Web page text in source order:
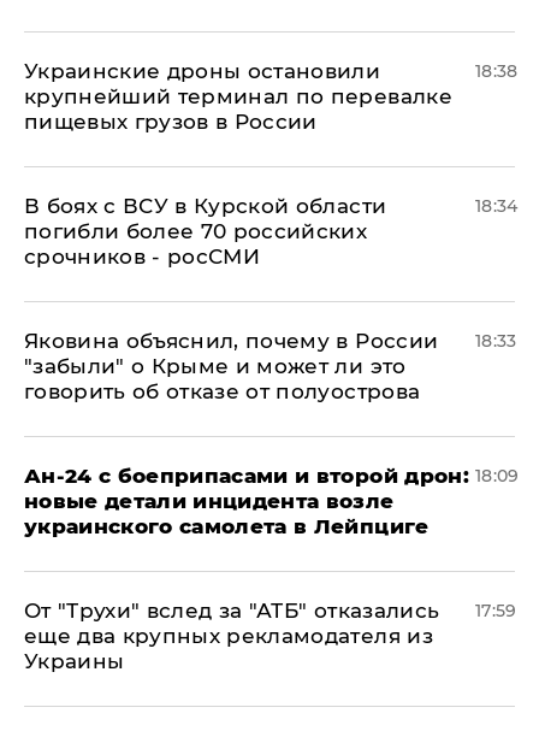
Украинские дроны остановили
крупнейший терминал по перевалке
пищевых грузов в России
18:38
В боях с ВСУ в Курской области
погибли более 70 российских
срочников - росСМИ
18:34
Яковина объяснил, почему в России
"забыли" о Крыме и может ли это
говорить об отказе от полуострова
18:33
Ан-24 с боеприпасами и второй дрон:
новые детали инцидента возле
украинского самолета в Лейпциге
18:09
От "Трухи" вслед за "АТБ" отказались
еще два крупных рекламодателя из
Украины
17:59